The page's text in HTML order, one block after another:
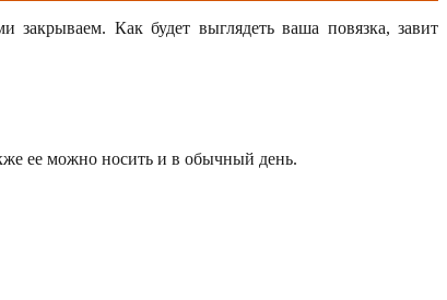
Как будет выглядеть ваша повязка, завит
ее можно носить и в обычный день.